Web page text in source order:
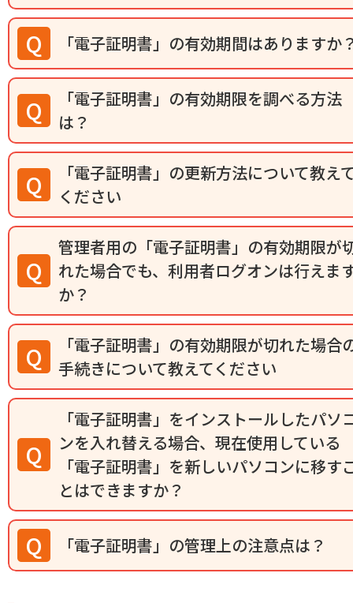
「電子証明書」の有効期間はありますか
「電子証明書」の有効期限を調べる方法
は？
「電子証明書」の更新方法について教え
ください
管理者用の「電子証明書」の有効期限が
れた場合でも、利用者ログオンは行えま
か？
「電子証明書」の有効期限が切れた場合
手続きについて教えてください
「電子証明書」をインストールしたパソ
ンを入れ替える場合、現在使用している
「電子証明書」を新しいパソコンに移す
とはできますか？
「電子証明書」の管理上の注意点は？